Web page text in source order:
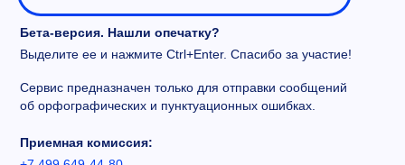
Бета-версия. Нашли опечатку?
Выделите ее и нажмите Ctrl+Enter. Спасибо за участие!
Сервис предназначен только для отправки сообщений
об орфографических и пунктуационных ошибках.
Приемная комиссия: